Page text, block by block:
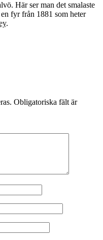
Här ser man det smalaste
fyr från 1881 som heter
.
Obligatoriska fält är